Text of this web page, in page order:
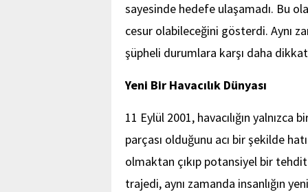
sayesinde hedefe ulaşamadı. Bu
cesur olabileceğini gösterdi. Aynı
şüpheli durumlara karşı daha
Yeni Bir Havacılık Dünyası
11 Eylül 2001, havacılığın
parçası olduğunu acı bir şekilde
olmaktan çıkıp potansiyel bir
trajedi, aynı zamanda insanlığın